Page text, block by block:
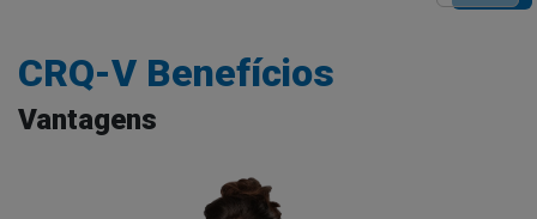
CRQ-V Benefícios
Vantagens